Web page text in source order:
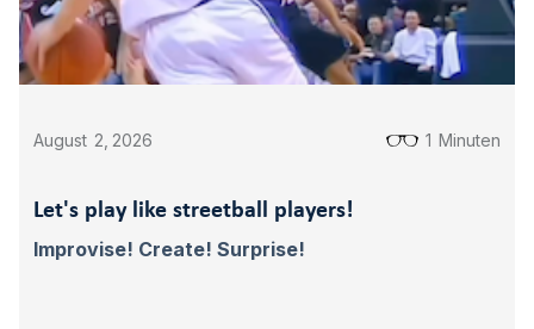
August 2 2026 1 Minuten
Let's play like streetball players!
Improvise! Create! Surprise!